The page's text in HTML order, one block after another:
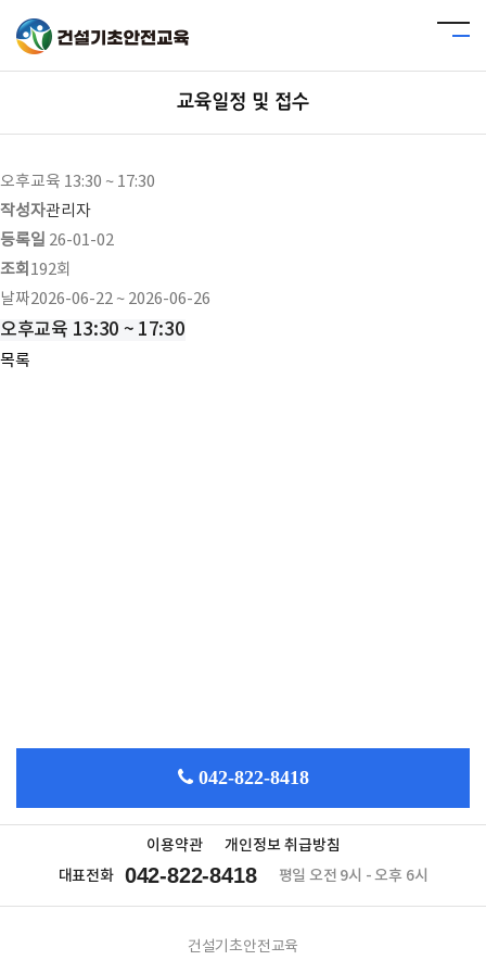
교육일정 및 접수
오후교육 13:30 ~ 17:30
작성자관리자
등록일 26-01-02
조회 192회
날짜2026-06-22 ~ 2026-06-26
오후교육 13:30 ~ 17:30
목록
042-822-8418
이용약관
개인정보 취급방침
대표전화 042-822-8418 평일 오전 9시 - 오후 6시
건설기초안전교육